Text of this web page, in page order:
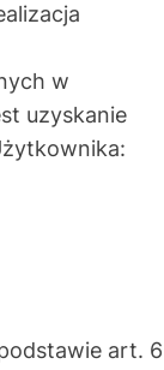
w
uzyskanie
art. 6